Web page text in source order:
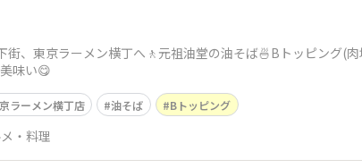
街、東京ラーメン横丁へ🚶元祖油堂の油そば🍜Bトッピング(
味い😋
ラーメン横丁店 油そば Bトッピング
・料理